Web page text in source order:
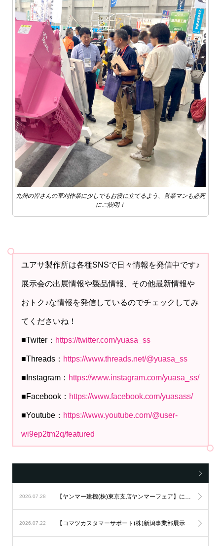
九州の皆さんの草刈作業に少しでもお役に立てるよう、営業マンも必死
にご説明！
ユアサ製作所は各種SNSで日々情報を発信中です♪
展示会の出展情報や製品情報、その他最新情報や
おトク♪な情報を発信しているのでチェックしてみ
てくださいね！
■Twiter： https://twitter.com/yuasa_ss
■Threads： https://www.threads.net/@yuasa_ss
■Instagram： https://www.instagram.com/yuasa_ss/
■Facebook： https://www.facebook.com/yuasass/
■Youtube： https://www.youtube.com/@user-
wi9ep2tm2q/featured
2026.07.28 【ヤンマー建機(株)東京支店ヤンマーフェア】に出展します！
2026.07.22 【コマツカスタマーサポート(株)新潟事業部展示会】に出展します！